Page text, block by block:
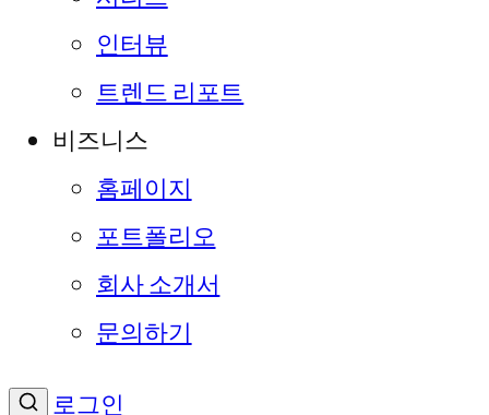
인터뷰
트렌드 리포트
비즈니스
홈페이지
포트폴리오
회사 소개서
문의하기
로그인